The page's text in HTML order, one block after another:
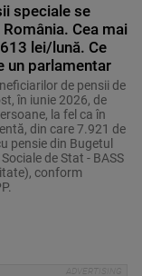
speciale se
Cea mai
lei/lună. Ce
un parlamentar
de pensii de
în iunie 2026, de
la fel ca în
din care 7.921 de
pensie din Bugetul
de Stat - BASS
conform